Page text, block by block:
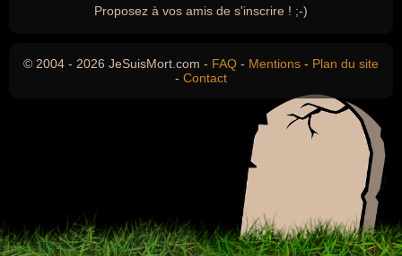
Proposez à vos amis de s'inscrire ! ;-)
© 2004 - 2026 JeSuisMort.com - FAQ - Mentions - Plan du site
- Contact